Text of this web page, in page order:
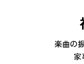
楽曲の
家